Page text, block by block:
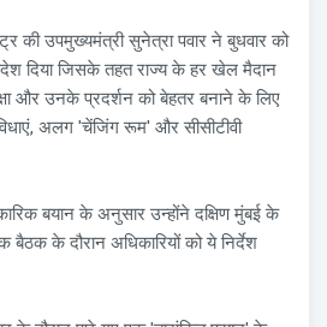
की उपमुख्यमंत्री सुनेत्रा पवार ने बुधवार को
दिया जिसके तहत राज्य के हर खेल मैदान
और उनके प्रदर्शन को बेहतर बनाने के लिए
अलग 'चेंजिंग रूम' और सीसीटीवी
बयान के अनुसार उन्होंने दक्षिण मुंबई के
बैठक के दौरान अधिकारियों को ये निर्देश